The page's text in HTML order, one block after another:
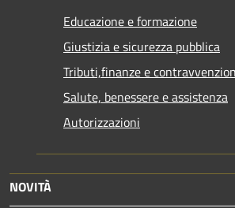
Educazione e formazione
Giustizia e sicurezza pubblica
Tributi,finanze e
Salute, benessere e assistenza
Autorizzazioni
NOVITÀ